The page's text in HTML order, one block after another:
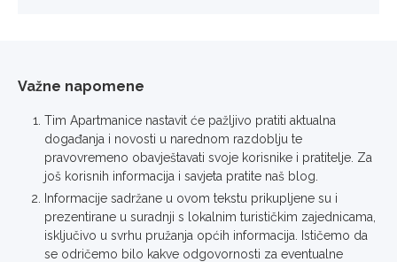
Važne napomene
Tim Apartmanice nastavit će pažljivo pratiti aktualna
događanja i novosti u narednom razdoblju te
pravovremeno obavještavati svoje korisnike i pratitelje. Za
još korisnih informacija i savjeta pratite naš blog.
Informacije sadržane u ovom tekstu prikupljene su i
prezentirane u suradnji s lokalnim turističkim zajednicama,
isključivo u svrhu pružanja općih informacija. Ističemo da
se odričemo bilo kakve odgovornosti za eventualne